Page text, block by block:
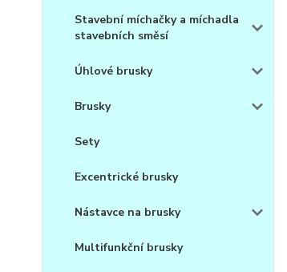
Stavební míchačky a míchadla
stavebních směsí
Úhlové brusky
Brusky
Sety
Excentrické brusky
Nástavce na brusky
Multifunkční brusky